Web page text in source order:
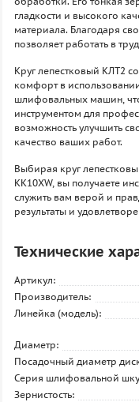
гладкости и высокого
материала. Благодаря
позволяет работать в
Круг лепестковый КЛТ2
комфорт в
шлифовальных машин,
инструментом для
возможность улучшить
качество ваших работ.
Выбирая круг
KK10XW, вы получаете
служить вам верой и
результаты и
Технические
Артикул:
Производитель:
Линейка (модель):
Диаметр:
Посадочный диаметр
Серия шлифовальной
Зернистость: